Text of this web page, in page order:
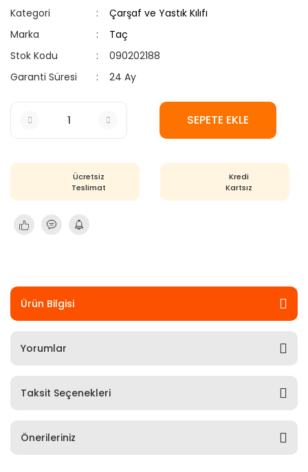
Kategori
Çarşaf ve Yastık Kılıfı
Marka
Taç
Stok Kodu
090202188
Garanti Süresi
24 Ay
SEPETE EKLE
Ücretsiz
Teslimat
Kredi
Kartsız
Ürün Bilgisi
Yorumlar
Taksit Seçenekleri
Önerileriniz